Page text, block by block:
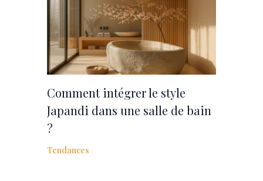
Comment intégrer le style
Japandi dans une salle de bain
?
Tendances